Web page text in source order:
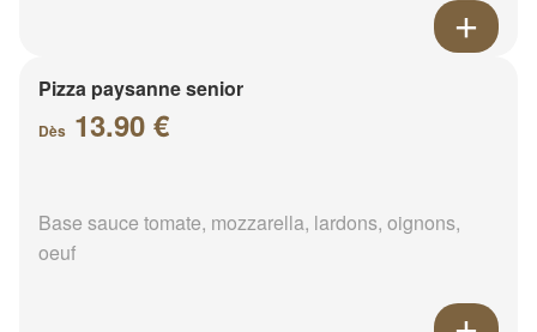
Pizza paysanne senior
Dès 13.90 €
Base sauce tomate, mozzarella, lardons, oignons,
oeuf